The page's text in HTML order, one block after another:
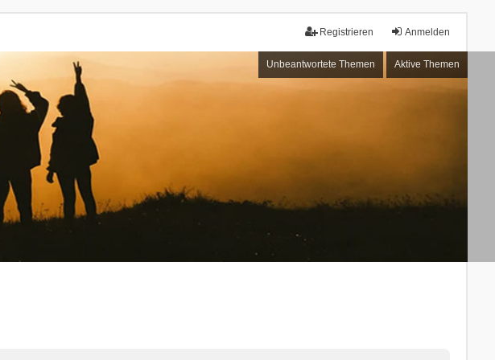
Anmelden
Registrieren
Unbeantwortete Themen Aktive Themen